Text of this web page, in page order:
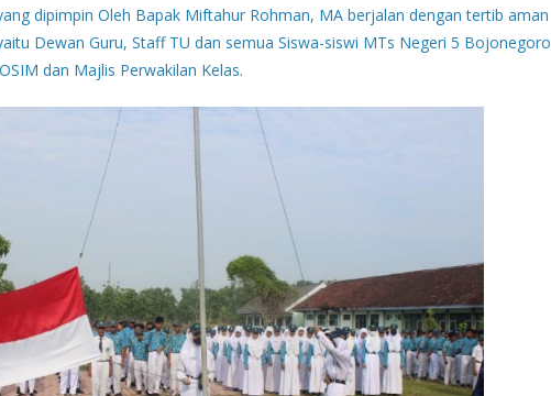
dipimpin Oleh Bapak Miftahur Rohman, MA berjalan dengan tertib aman
Dewan Guru, Staff TU dan semua Siswa-siswi MTs Negeri 5 Bojonegoro
dan Majlis Perwakilan Kelas.